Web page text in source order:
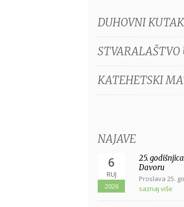
DUHOVNI KUTAK
STVARALAŠTVO
KATEHETSKI
NAJAVE
6
RUJ
2026
25.
Davoru
Proslava 25.
u Davor
crkvi...
saznaj više